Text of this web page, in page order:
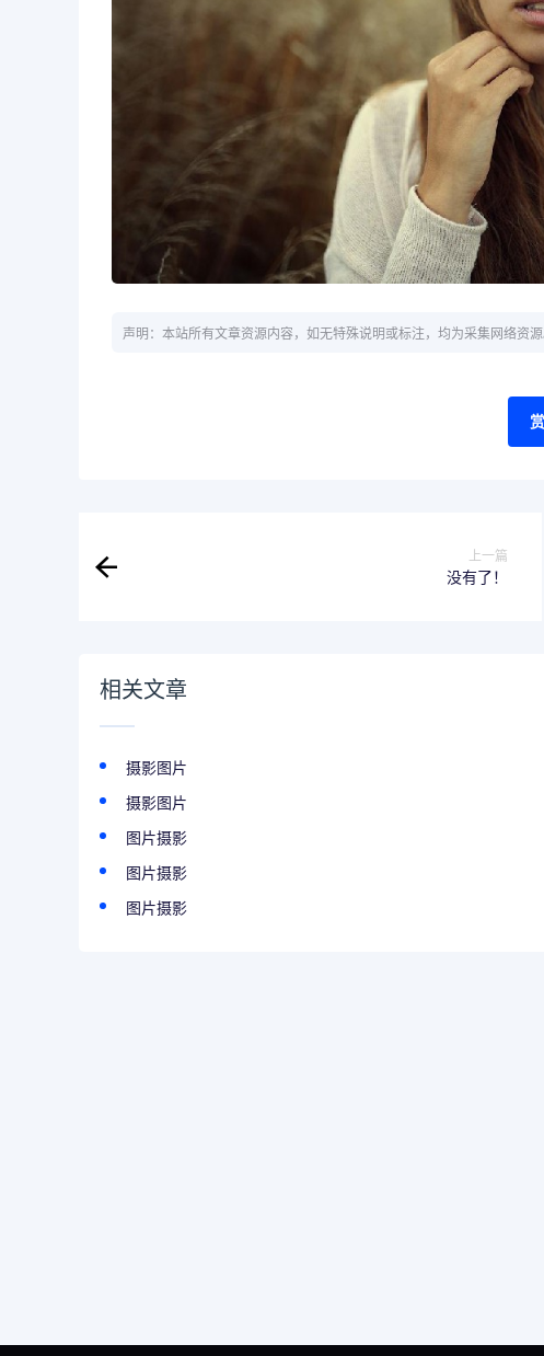
声明：本站所有文章资源内容，如无特殊说明或标注，均为采集网络资
赏
上一篇
没有了！
相关文章
摄影图片
摄影图片
图片摄影
图片摄影
图片摄影